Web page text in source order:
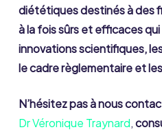
diététiques destinés à des
à la fois sûrs et efficaces
innovations scientifiques,
le cadre règlementaire et
N’hésitez pas à nous
Dr Véronique Traynard,